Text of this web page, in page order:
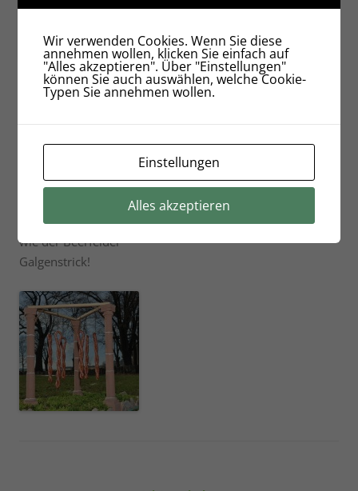
Regionale Besonderheiten
wie der Beerfelder
Galgenstrick!
Wir verwenden Cookies. Wenn Sie diese
annehmen wollen, klicken Sie einfach auf
"Alles akzeptieren". Über "Einstellungen"
können Sie auch auswählen, welche Cookie-
Typen Sie annehmen wollen.
Einstellungen
Alles akzeptieren